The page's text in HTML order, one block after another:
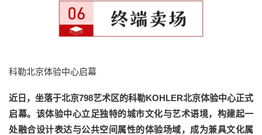
科勒北京体验中心启幕
近日，坐落于北京798艺术区的科勒KOHLER北京体验中心正式
启幕。该体验中心立足独特的城市文化与艺术语境，构建起一
处融合设计表达与公共空间属性的体验场域，成为兼具文化属